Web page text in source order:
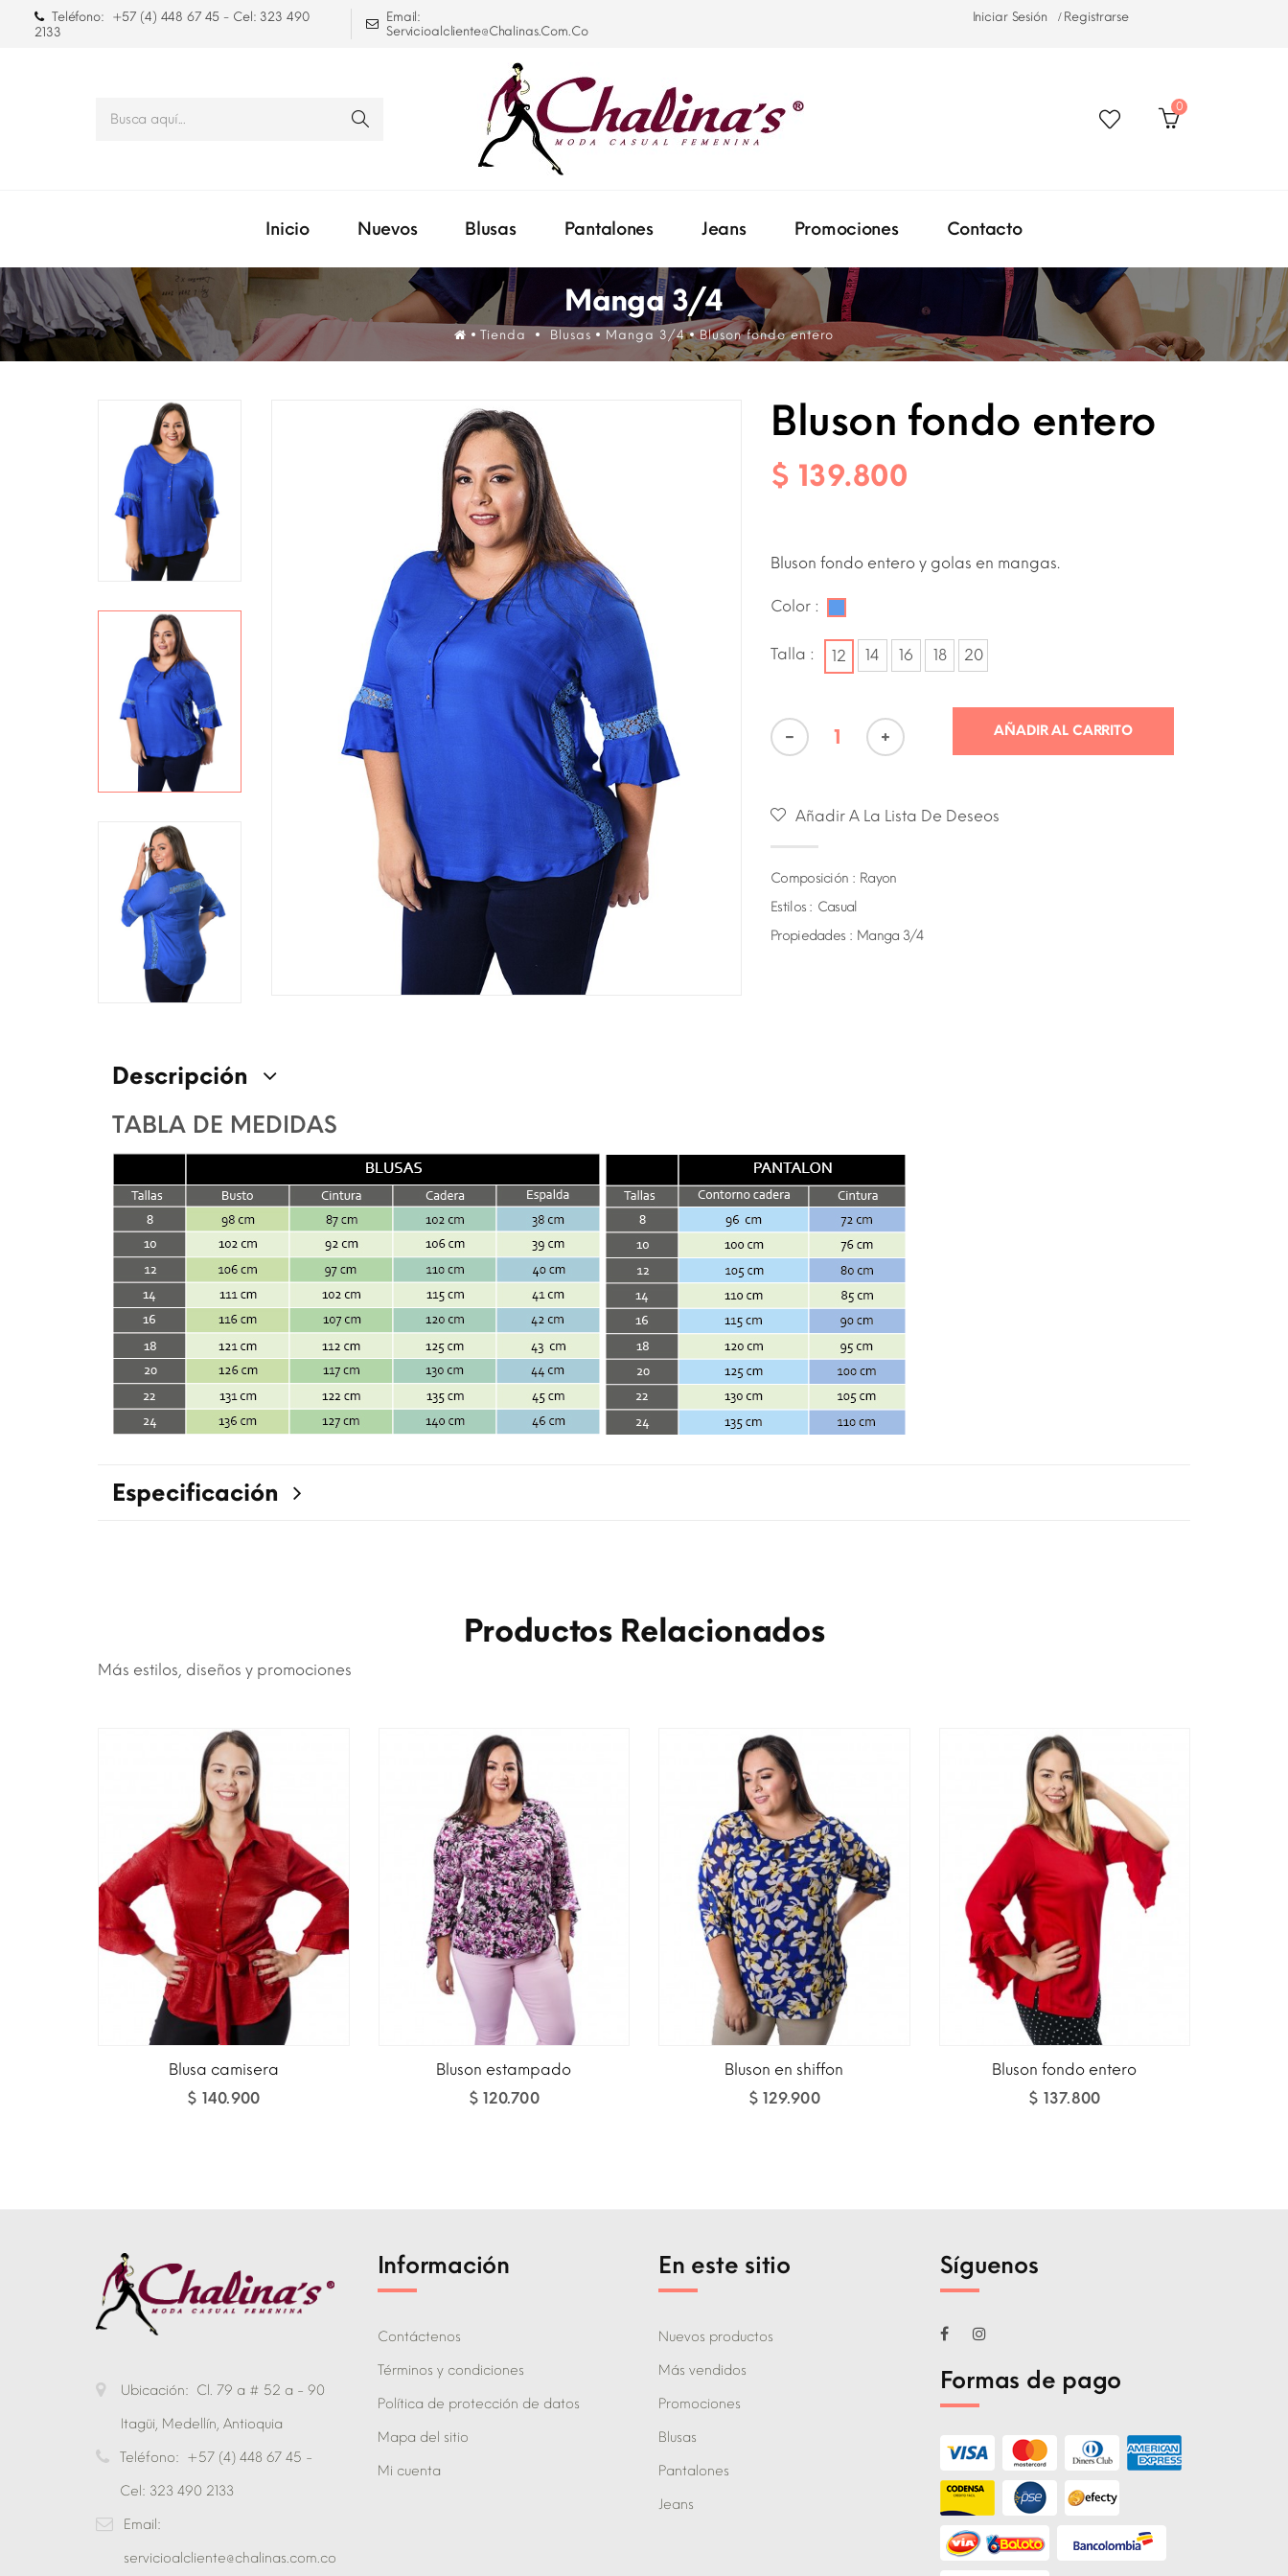
Teléfono: +57 (4) 448 67 45 - Cel: 323 490
2133
Email:
Servicioalcliente@chalinas.com.co
Iniciar Sesión Registrarse
0
Inicio Nuevos Blusas Pantalones Jeans Promociones Contacto
Manga 3/4
Tienda Blusas Manga 3/4 Bluson fondo entero
Bluson fondo entero
$ 139.800
Bluson fondo entero y golas en mangas.
Color :
Talla :
AÑADIR AL CARRITO
Añadir A La Lista De Deseos
Composición : Rayon
Estilos : Casual
Propiedades : Manga 3/4
Descripción
TABLA DE MEDIDAS
Especificación
Productos Relacionados
Más estilos, diseños y promociones
Blusa camisera
$ 140.900
Bluson estampado
$ 120.700
Bluson en shiffon
$ 129.900
Bluson fondo entero
$ 137.800
Ubicación: Cl. 79 a # 52 a - 90
Itagüi, Medellín, Antioquia
Teléfono: +57 (4) 448 67 45 -
Cel: 323 490 2133
Email:
servicioalcliente@chalinas.com.co
Información
Contáctenos
Términos y condiciones
Política de protección de datos
Mapa del sitio
Mi cuenta
En este sitio
Nuevos productos
Más vendidos
Promociones
Blusas
Pantalones
Jeans
Síguenos
Formas de pago